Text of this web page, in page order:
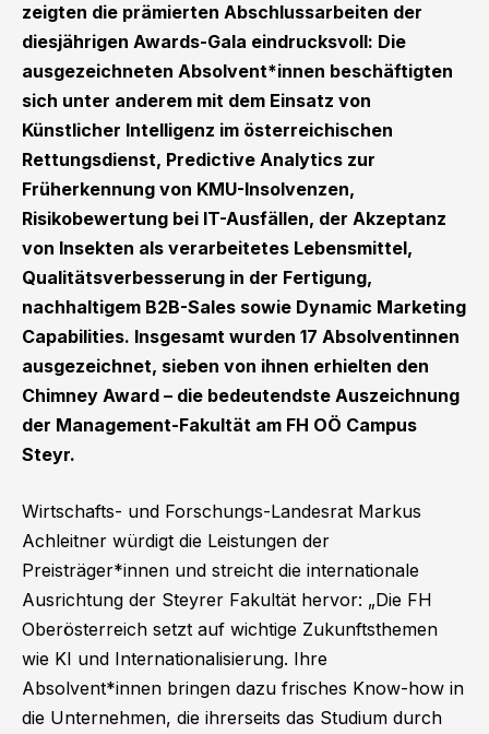
zeigten die prämierten Abschlussarbeiten der
diesjährigen Awards-Gala eindrucksvoll: Die
ausgezeichneten Absolvent*innen beschäftigten
sich unter anderem mit dem Einsatz von
Künstlicher Intelligenz im österreichischen
Rettungsdienst, Predictive Analytics zur
Früherkennung von KMU-Insolvenzen,
Risikobewertung bei IT-Ausfällen, der Akzeptanz
von Insekten als verarbeitetes Lebensmittel,
Qualitätsverbesserung in der Fertigung,
nachhaltigem B2B-Sales sowie Dynamic Marketing
Capabilities. Insgesamt wurden 17 Absolventinnen
ausgezeichnet, sieben von ihnen erhielten den
Chimney Award – die bedeutendste Auszeichnung
der Management-Fakultät am FH OÖ Campus
Steyr.
Wirtschafts- und Forschungs-Landesrat Markus
Achleitner würdigt die Leistungen der
Preisträger*innen und streicht die internationale
Ausrichtung der Steyrer Fakultät hervor: „Die FH
Oberösterreich setzt auf wichtige Zukunftsthemen
wie KI und Internationalisierung. Ihre
Absolvent*innen bringen dazu frisches Know-how in
die Unternehmen, die ihrerseits das Studium durch